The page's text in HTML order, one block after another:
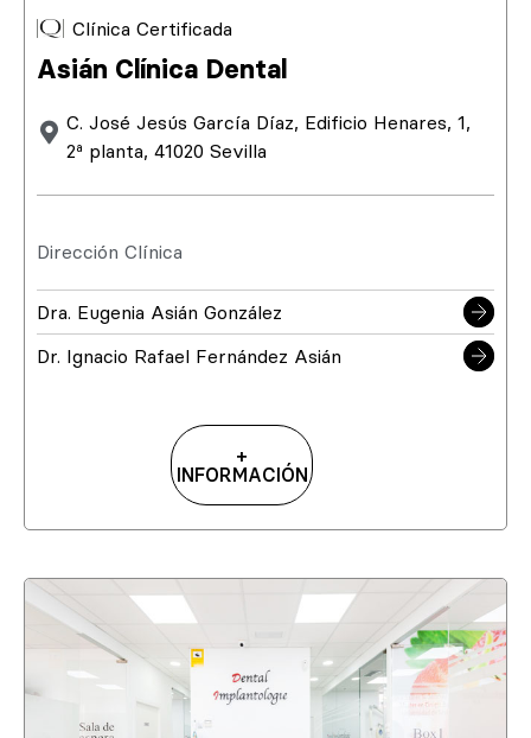
Clínica Certificada
Asián Clínica Dental
C. José Jesús García Díaz, Edificio Henares, 1,
2ª planta, 41020 Sevilla
Dirección Clínica
Dra. Eugenia Asián González
Dr. Ignacio Rafael Fernández Asián
+
INFORMACIÓN